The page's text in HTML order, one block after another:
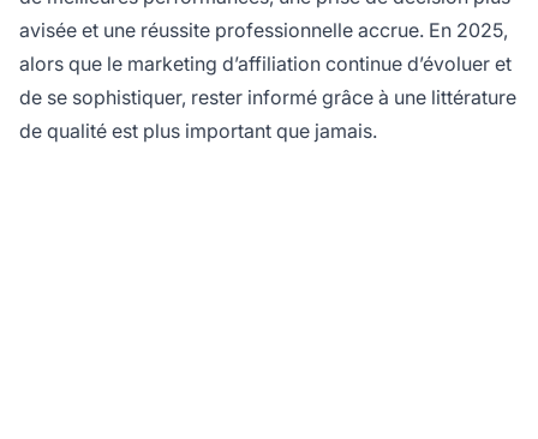
avisée et une réussite professionnelle accrue. En 2025,
alors que le marketing d’affiliation continue d’évoluer et
de se sophistiquer, rester informé grâce à une littérature
de qualité est plus important que jamais.